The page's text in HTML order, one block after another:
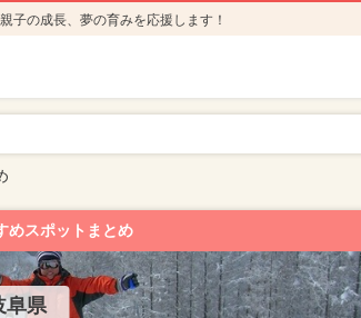
子の成長、夢の育みを応援します！
めスポットまとめ
阜県